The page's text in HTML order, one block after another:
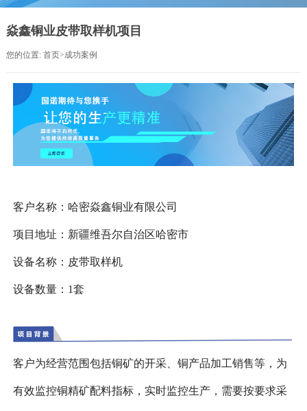
焱鑫铜业皮带取样机项目
您的位置: 首页>成功案例
客户名称：哈密焱鑫铜业有限公司
项目地址：新疆维吾尔自治区哈密市
设备名称：皮带取样机
设备数量：1套
客户为经营范围包括铜矿的开采、铜产品加工销售等，为
有效监控铜精矿配料指标，实时监控生产，需要按要求采